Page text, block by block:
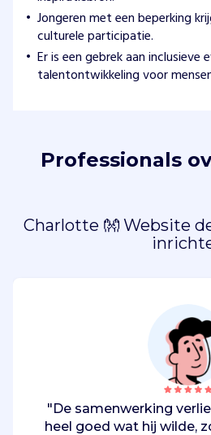
Jongeren met een beperking
culturele participatie.
Er is een gebrek aan inclusieve
talentontwikkeling voor
Professionals
Charlotte 👐 Website
"De samenwerking
heel goed wat hij wilde,